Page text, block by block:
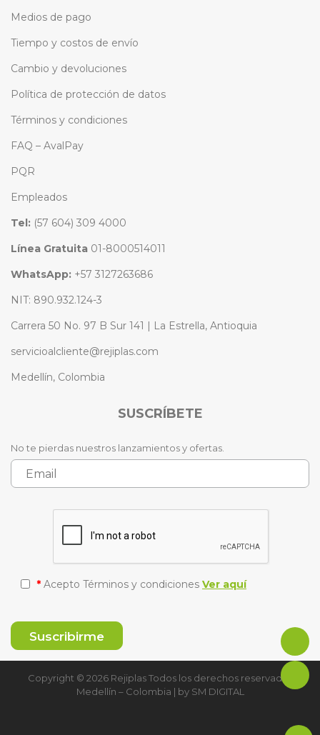
Medios de pago
Tiempo y costos de envío
Cambio y devoluciones
Política de protección de datos
Términos y condiciones
FAQ – AvalPay
PQR
Empleados
Tel: (57 604) 309 4000
Línea Gratuita 01-8000514011
WhatsApp: +57 3127263686
NIT: 890.932.124-3
Carrera 50 No. 97 B Sur 141 | La Estrella, Antioquia
servicioalcliente@rejiplas.com
Medellín, Colombia
SUSCRÍBETE
No te pierdas nuestros lanzamientos y ofertas.
* Acepto Términos y condiciones Ver aquí
Copyright © 2026 Rejiplas Todos los derechos reservados
Medellín – Colombia | by SM DIGITAL